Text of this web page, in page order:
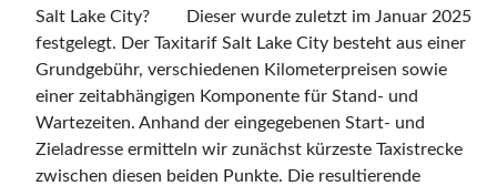
Dieser wurde zuletzt im Januar 2025
festgelegt. Der Taxitarif Salt Lake City besteht aus einer
Grundgebühr, verschiedenen Kilometerpreisen sowie
einer zeitabhängigen Komponente für Stand- und
Wartezeiten. Anhand der eingegebenen Start- und
Zieladresse ermitteln wir zunächst kürzeste Taxistrecke
zwischen diesen beiden Punkte. Die resultierende